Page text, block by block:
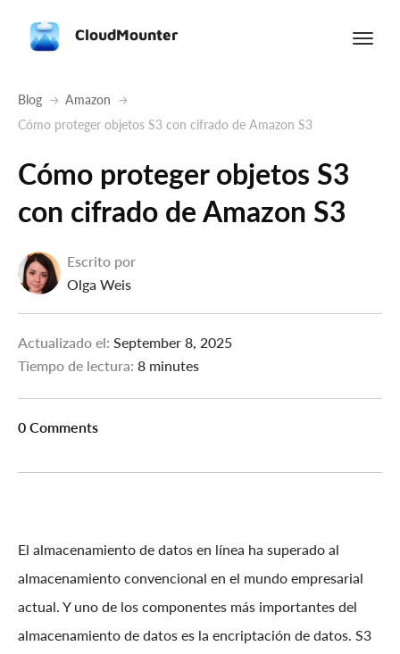
CloudMounter
Blog
Amazon
Cómo proteger objetos S3 con cifrado de Amazon S3
Cómo proteger objetos S3
con cifrado de Amazon S3
Escrito por
Olga Weis
Actualizado el: September 8, 2025
Tiempo de lectura: 8 minutes
0 Comments
El almacenamiento de datos en línea ha superado al
almacenamiento convencional en el mundo empresarial
actual. Y uno de los componentes más importantes del
almacenamiento de datos es la encriptación de datos. S3